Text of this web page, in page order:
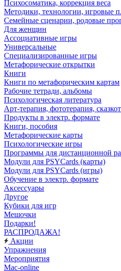
Психосоматика, коррекция веса
Методики, технологии, игровые
Семейные сценарии, родовые
Для женщин
Ассоциативные игры
Универсальные
Специализированные игры
Метафорические открытки
Книги
Книги по метафорическим картам
Рабочие тетради, альбомы
Психологическая литература
Арт-терапия, фототерапия,
Продукты в электр. формате
Книги, пособия
Метафорические карты
Психологические игры
Программы для дистанционной
Модули для PSYCards (карты)
Модули для PSYCards (игры)
Обучение в электр. формате
Аксессуары
Другое
Кубики для игр
Мешочки
Подарки!
РАСПРОДАЖА!
Акции
Упражнения
Мероприятия
Mac-online